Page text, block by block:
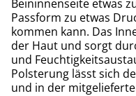
Beininnenseite etwas
Passform zu etwas
kommen kann. Das
der Haut und sorgt
und
Polsterung lässt sich
und in der